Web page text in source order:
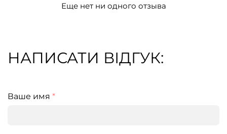
Еще нет ни одного отзыва
НАПИСАТИ ВІДГУК:
Ваше имя *